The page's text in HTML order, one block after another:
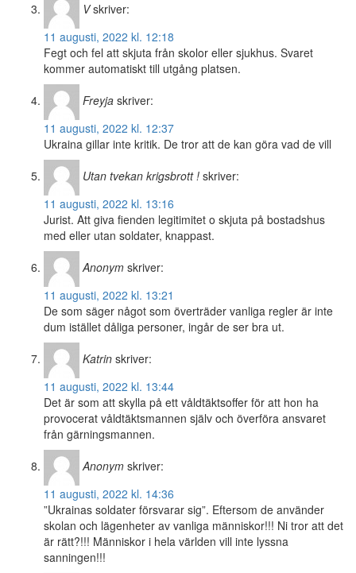
V skriver:
11 augusti, 2022 kl. 12:18
Fegt och fel att skjuta från skolor eller sjukhus. Svaret
kommer automatiskt till utgång platsen.
Freyja skriver:
11 augusti, 2022 kl. 12:37
Ukraina gillar inte kritik. De tror att de kan göra vad de vill
Utan tvekan krigsbrott ! skriver:
11 augusti, 2022 kl. 13:16
Jurist. Att giva fienden legitimitet o skjuta på bostadshus
med eller utan soldater, knappast.
Anonym skriver:
11 augusti, 2022 kl. 13:21
De som säger något som överträder vanliga regler är inte
dum istället dåliga personer, ingår de ser bra ut.
Katrin skriver:
11 augusti, 2022 kl. 13:44
Det är som att skylla på ett våldtäktsoffer för att hon ha
provocerat våldtäktsmannen själv och överföra ansvaret
från gärningsmannen.
Anonym skriver:
11 augusti, 2022 kl. 14:36
”Ukrainas soldater försvarar sig”. Eftersom de använder
skolan och lägenheter av vanliga människor!!! Ni tror att det
är rätt?!!! Människor i hela världen vill inte lyssna
sanningen!!!